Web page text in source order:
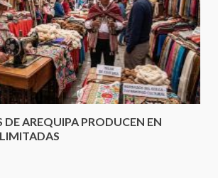
DE AREQUIPA PRODUCEN EN